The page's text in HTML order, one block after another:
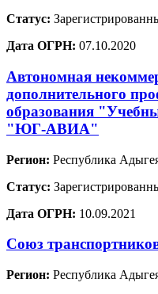
Статус:
Дата ОГРН: 07.10.2020
Автономная
дополнительного
образования
"ЮГ-АВИА"
Регион: Республика
Статус:
Дата ОГРН: 10.09.2021
Союз
Регион: Республика